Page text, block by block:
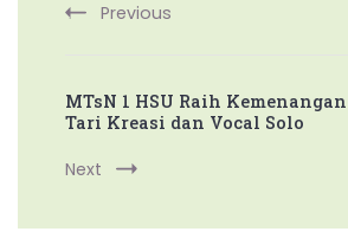
Previous
MTsN 1 HSU Raih
Tari Kreasi dan Vocal Solo
Next